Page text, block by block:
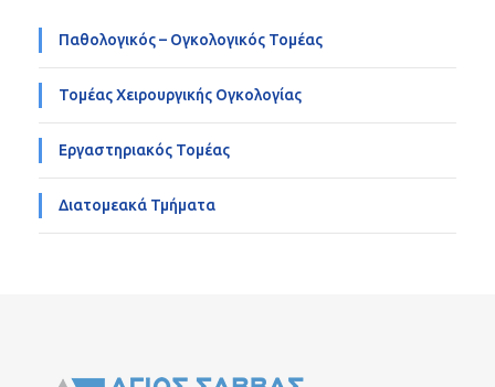
Παθολογικός – Ογκολογικός Τομέας
Τομέας Χειρουργικής Ογκολογίας
Εργαστηριακός Τομέας
Διατομεακά Τμήματα